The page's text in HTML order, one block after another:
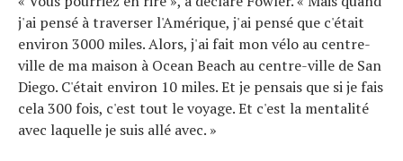
j'ai pensé à traverser l'Amérique, j'ai pensé que c'était
environ 3000 miles. Alors, j'ai fait mon vélo au centre-
ville de ma maison à Ocean Beach au centre-ville de San
Diego. C'était environ 10 miles. Et je pensais que si je fais
cela 300 fois, c'est tout le voyage. Et c'est la mentalité
avec laquelle je suis allé avec. »